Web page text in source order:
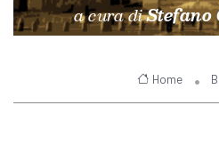
a cura diStefano
Home